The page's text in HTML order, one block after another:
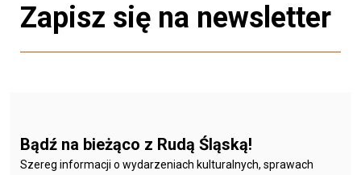
Zapisz się na newsletter
Bądź na bieżąco z Rudą Śląską!
Szereg informacji o wydarzeniach kulturalnych, sprawach